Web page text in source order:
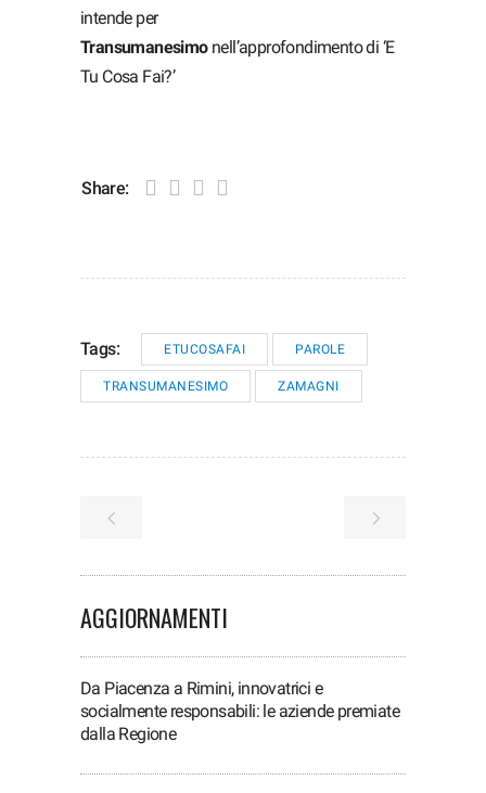
intende per
Transumanesimonell’approfondimento di ‘E
Tu Cosa Fai?’
Share:
Tags: ETUCOSAFAI PAROLE
TRANSUMANESIMO ZAMAGNI
AGGIORNAMENTI
Da Piacenza a Rimini, innovatrici e
socialmente responsabili: le aziende premiate
dalla Regione